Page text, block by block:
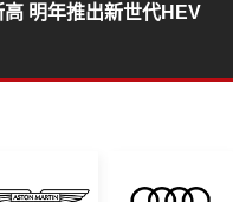
高 明年推出新世代HEV